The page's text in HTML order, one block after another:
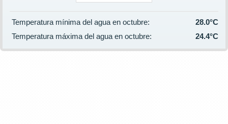
Temperatura mínima del agua en octubre:
28.0°C
Temperatura máxima del agua en octubre:
24.4°C